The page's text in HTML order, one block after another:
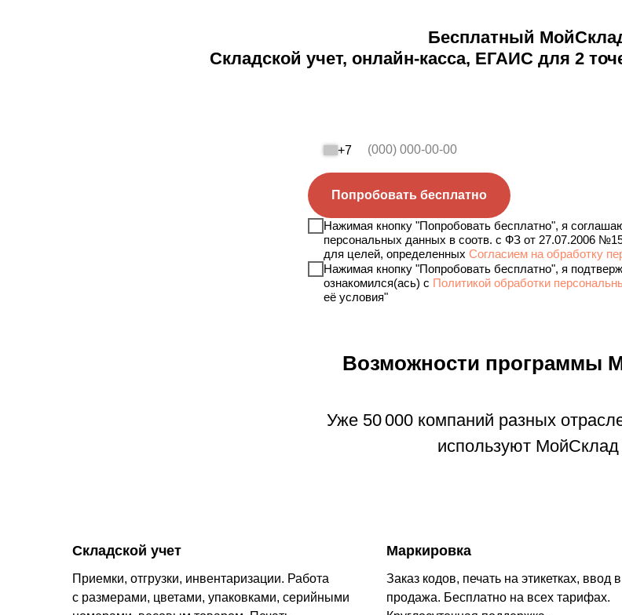
Бесплатный
Складской учет, онлайн-касса, ЕГАИС для 2
+7
Нажимая кнопку "Попробовать бесплатно", я
персональных данных в соотв. с ФЗ от 27.07.2006
для целей, определенных Согласием на обработку
Нажимая кнопку "Попробовать бесплатно", я
ознакомился(ась) с Политикой обработки
её условия"
Попробовать бесплатно
Возможности программы
Уже 50 000 компаний разных
используют МойСклад
Складской учет
Приемки, отгрузки, инвентаризации. Работа
с размерами, цветами, упаковками, серийными
Маркировка
Заказ кодов, печать на этикетках, ввод
продажа. Бесплатно на всех тарифах.